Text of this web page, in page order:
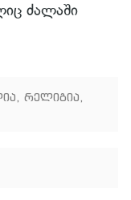
ძალაში
, რელიგია,